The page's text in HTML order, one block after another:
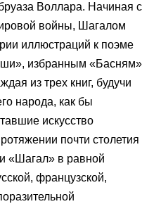
Воллара. Начиная с
войны, Шагалом
иллюстраций к поэме
избранным «Басням»
из трех книг, будучи
народа, как бы
искусство
почти столетия
«Шагал» в равной
французской,